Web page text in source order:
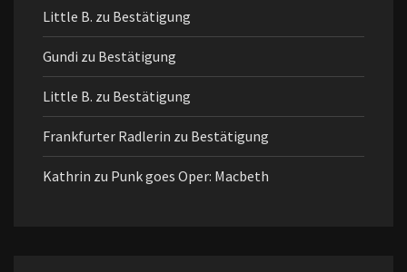
Little B. zu Bestätigung
Gundi zu Bestätigung
Little B. zu Bestätigung
Frankfurter Radlerin zu Bestätigung
Kathrin zu Punk goes Oper: Macbeth